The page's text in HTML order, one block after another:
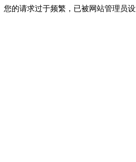
您的请求过于频繁，已被网站管理员